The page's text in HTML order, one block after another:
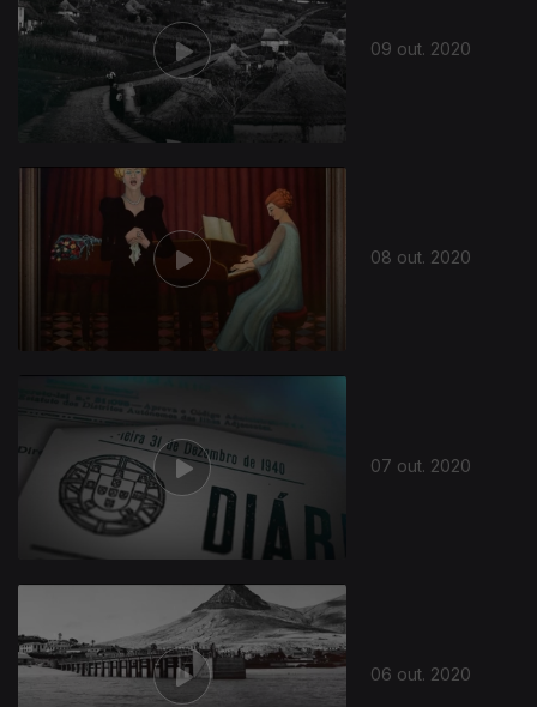
09 out. 2020
08 out. 2020
07 out. 2020
06 out. 2020